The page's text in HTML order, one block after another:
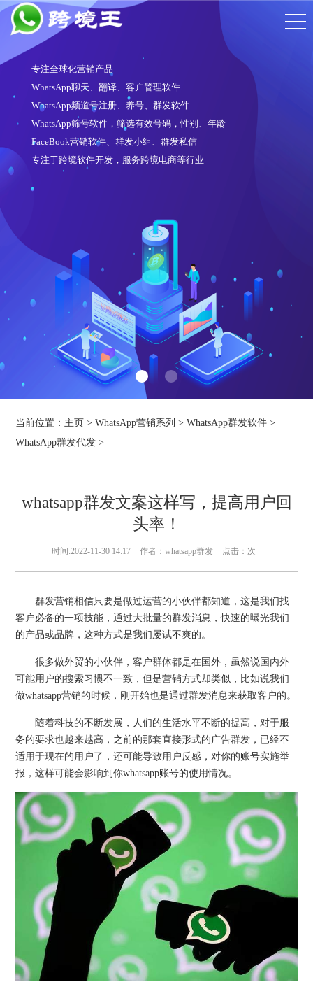
专注全球化营销产品
WhatsApp聊天、翻译、客户管理软件
WhatsApp频道号注册、养号、群发软件
WhatsApp筛号软件，筛选有效号码，性别、年龄
FaceBook营销软件、群发小组、群发私信
专注于跨境软件开发，服务跨境电商等行业
当前位置： 主页 >WhatsApp营销系列 >WhatsApp群发软件 >
WhatsApp群发代发 >
whatsapp群发文案这样写，提高用户回
头率！
时间:2022-11-30 14:17 作者：whatsapp群发 点击： 次
群发营销相信只要是做过运营的小伙伴都知道，这是我们找
客户必备的一项技能，通过大批量的群发消息，快速的曝光我们
的产品或品牌，这种方式是我们屡试不爽的。
很多做外贸的小伙伴，客户群体都是在国外，虽然说国内外
可能用户的搜索习惯不一致，但是营销方式却类似，比如说我们
做whatsapp营销的时候，刚开始也是通过群发消息来获取客户的。
随着科技的不断发展，人们的生活水平不断的提高，对于服
务的要求也越来越高，之前的那套直接形式的广告群发，已经不
适用于现在的用户了，还可能导致用户反感，对你的账号实施举
报，这样可能会影响到你whatsapp账号的使用情况。